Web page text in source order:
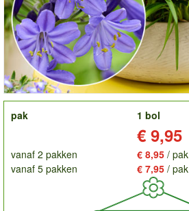
order
pak
1 bol
€ 9,95
vanaf 2 pakken € 8,95 / pak
vanaf 5 pakken
€ 7,95 / pak